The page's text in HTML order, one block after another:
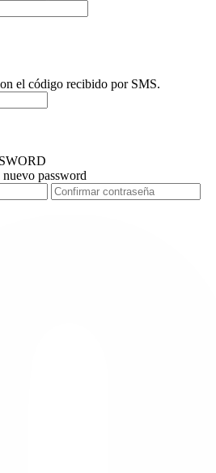
el código recibido por SMS.
password